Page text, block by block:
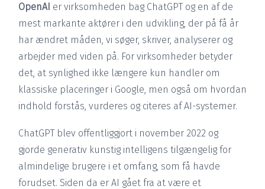
OpenAI er virksomheden bag ChatGPT og en af de
mest markante aktører i den udvikling, der på få år
har ændret måden, vi søger, skriver, analyserer og
arbejder med viden på. For virksomheder betyder
det, at synlighed ikke længere kun handler om
klassiske placeringer i Google, men også om hvordan
indhold forstås, vurderes og citeres af AI-systemer.
ChatGPT blev offentliggjort i november 2022 og
gjorde generativ kunstig intelligens tilgængelig for
almindelige brugere i et omfang, som få havde
forudset. Siden da er AI gået fra at være et